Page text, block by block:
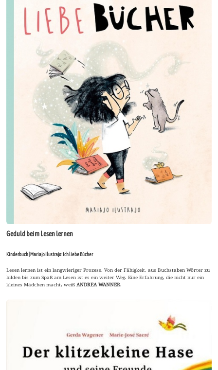
Geduld beim Lesen lernen
Kinderbuch | Mariajo Ilustrajo: Ich liebe Bücher
Lesen lernen ist ein langwieriger Prozess. Von der Fähigkeit, aus Buchstaben Wörter zu
bilden bis zum Spaß am Lesen ist es ein weiter Weg. Eine Erfahrung, die nicht nur ein
kleines Mädchen macht, weißANDREA WANNER.